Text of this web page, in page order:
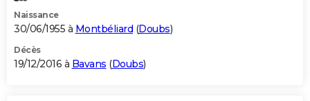
Naissance
30/06/1955 à Montbéliard (Doubs)
Décès
19/12/2016 à Bavans (Doubs)